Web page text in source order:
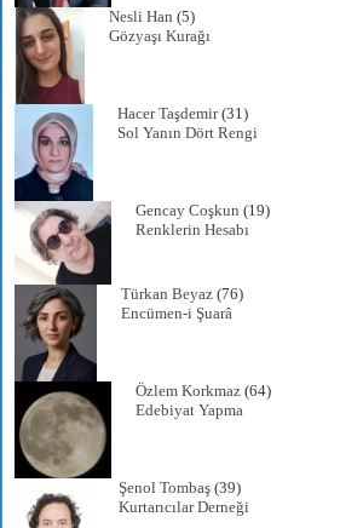
Nesli Han (5)
Gözyaşı Kurağı
Hacer Taşdemir(31)
Sol Yanın Dört Rengi
Gencay Coşkun (19)
Renklerin Hesabı
Türkan Beyaz (76)
Encümen-i Şuarâ
Özlem Korkmaz (64)
Edebiyat Yapma
Şenol Tombaş (39)
Kurtarıcılar Derneği